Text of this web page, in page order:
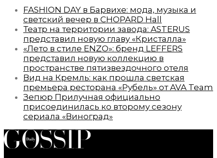
FASHION DAY в Барвихе: мода, музыка и
светский вечер в CHOPARD Hall
Театр на территории завода: ASTERUS
представил новую главу «Кристалла»
«Лето в стиле ENZO»: бренд LEFFERS
представил новую коллекцию в
пространстве пятизвездочного отеля
Вид на Кремль: как прошла светская
премьера ресторана «Рубель» от AVA Team
Зепюр Прилучная официально
присоединилась ко второму сезону
сериала «Виноград»